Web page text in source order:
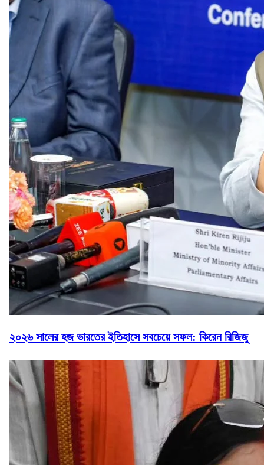
২০২৬ সালের হজ ভারতের ইতিহাসে সবচেয়ে সফল: কিরেন রিজিজু